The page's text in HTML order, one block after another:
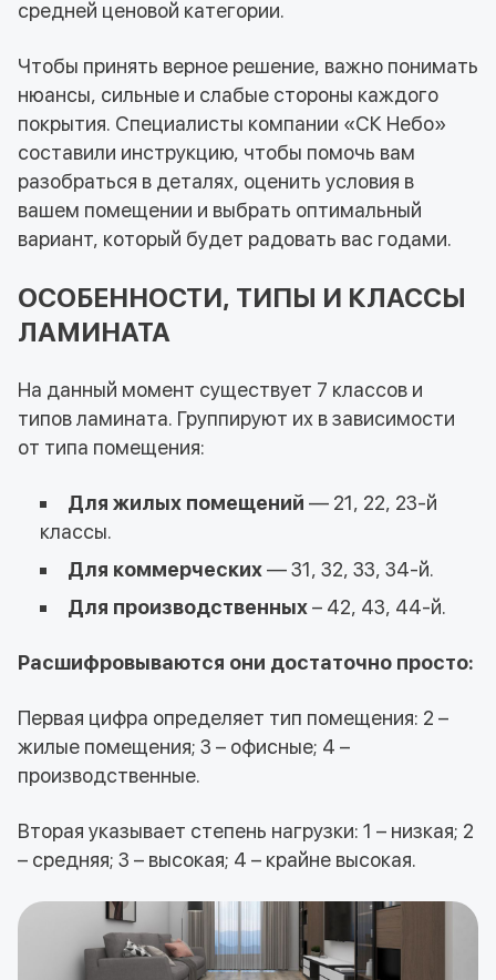
средней ценовой категории.
Чтобы принять верное решение, важно понимать
нюансы, сильные и слабые стороны каждого
покрытия. Специалисты компании «СК Небо»
составили инструкцию, чтобы помочь вам
разобраться в деталях, оценить условия в
вашем помещении и выбрать оптимальный
вариант, который будет радовать вас годами.
ОСОБЕННОСТИ, ТИПЫ И КЛАССЫ
ЛАМИНАТА
На данный момент существует 7 классов и
типов ламината. Группируют их в зависимости
от типа помещения:
Для жилых помещений — 21, 22, 23-й
классы.
Для коммерческих— 31, 32, 33, 34-й.
Для производственных– 42, 43, 44-й.
Расшифровываются они достаточно просто:
Первая цифра определяет тип помещения: 2 –
жилые помещения; 3 – офисные; 4 –
производственные.
Вторая указывает степень нагрузки: 1 – низкая; 2
– средняя; 3 – высокая; 4 – крайне высокая.